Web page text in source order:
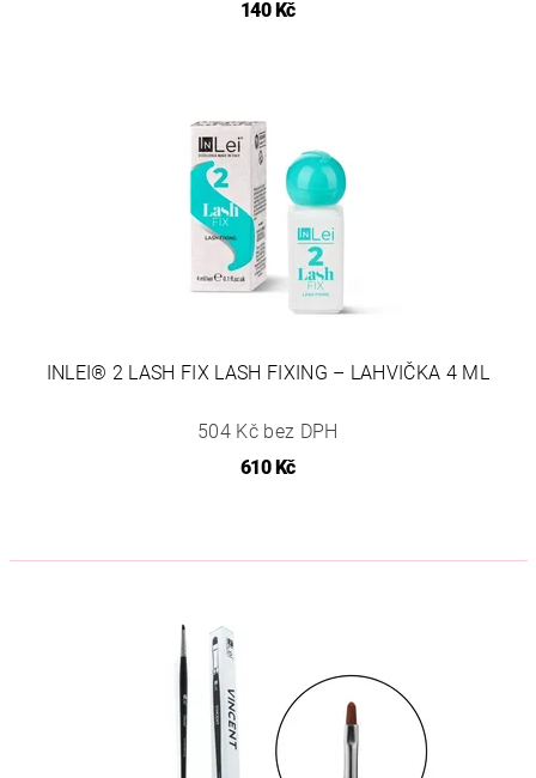
140 Kč
INLEI® 2 LASH FIX LASH FIXING – LAHVIČKA 4 ML
504 Kč bez DPH
610 Kč